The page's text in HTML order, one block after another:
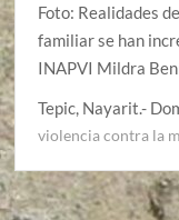
Foto: Realidades
familiar se han
INAPVI Mildra
Tepic, Nayarit.-
violencia contra la